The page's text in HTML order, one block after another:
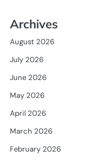
Archives
August 2026
July 2026
June 2026
May 2026
April 2026
March 2026
February 2026